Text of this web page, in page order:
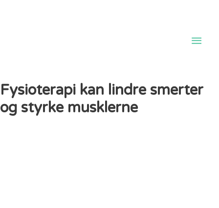
Fysioterapi kan lindre smerter
og styrke musklerne